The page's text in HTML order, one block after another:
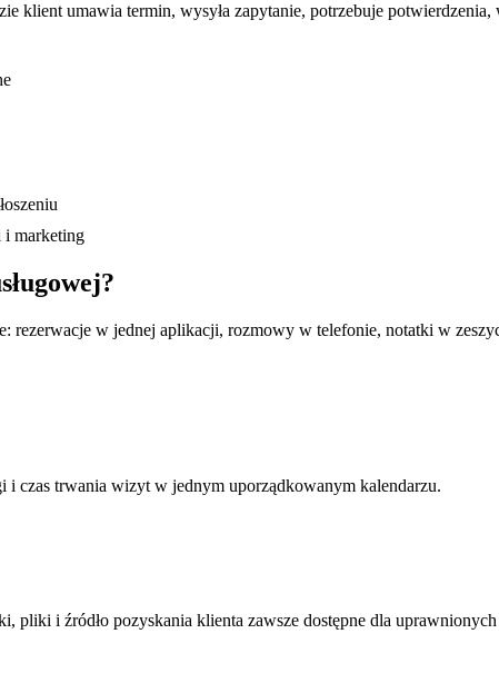
klient umawia termin, wysyła zapytanie, potrzebuje
i marketing
rezerwacje w jednej aplikacji, rozmowy w telefonie, notatki w
i czas trwania wizyt w jednym uporządkowanym kalendarzu.
pliki i źródło pozyskania klienta zawsze dostępne dla uprawnionych